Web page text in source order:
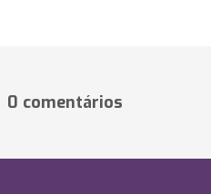
0 comentários